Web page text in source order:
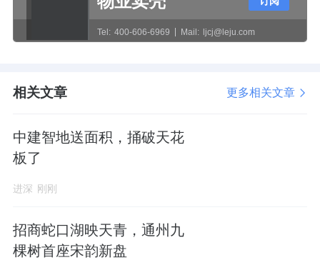
行业共性政策上，需求端换购退个税政策延长
至2027年末、商业用房最低首付比例降至
障房与城市更新方面，财政部、住建部联合发
西部地区每个城市补助总额分别不超过8亿元、
10亿元、12亿元，发改委明确划拨970亿元中
试点、房企融资"白名单"扩围等制度有望在部
分城市先行探索。
Tel: 400-606-6969 Mail: ljcj@leju.com
相关文章 更多相关文章
中建智地送面积，捅破天花
板了
进深 刚刚
招商蛇口湖映天青，通州九
棵树首座宋韵新盘